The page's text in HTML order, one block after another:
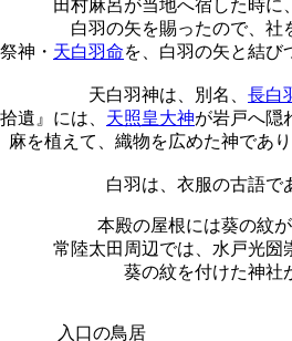
田村麻呂が当地へ宿した時に
白羽の矢を賜ったので、社
祭神・ 天白羽命を、白羽の矢と結び
天白羽神は、別名、 長白
遺』には、 天照皇大神が岩戸へ隠
麻を植えて、織物を広めた神であ
白羽は、衣服の古語で
本殿の屋根には葵の紋が
常陸太田周辺では、水戸光圀
葵の紋を付けた神社
入口の鳥居